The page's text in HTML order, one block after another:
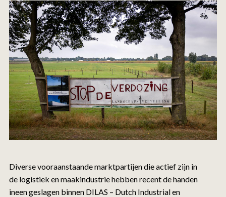
Diverse vooraanstaande marktpartijen die actief zijn in
de logistiek en maakindustrie hebben recent de handen
ineen geslagen binnen DILAS – Dutch Industrial en